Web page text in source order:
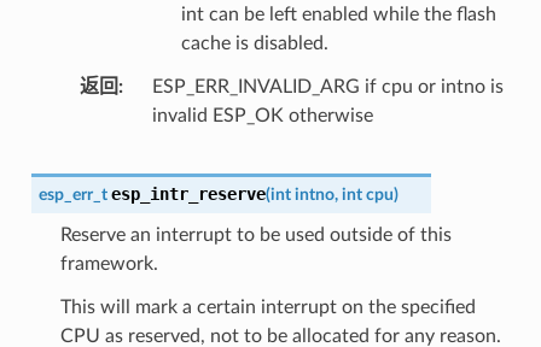
int can be left enabled while the flash
cache is disabled.
返回
ESP_ERR_INVALID_ARG if cpu or intno is
invalid ESP_OK otherwise
esp_err_t esp_intr_reserve(int intno, int cpu)
Reserve an interrupt to be used outside of this
framework.
This will mark a certain interrupt on the specified
CPU as reserved, not to be allocated for any reason.